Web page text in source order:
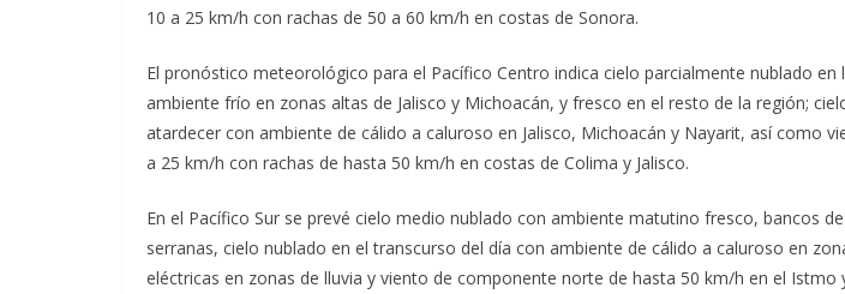
10 a 25 km/h con rachas de 50 a 60 km/h en costas de Sonora.
El pronóstico meteorológico para el Pacífico Centro indica cielo parcialmente nublado en
ambiente frío en zonas altas de Jalisco y Michoacán, y fresco en el resto de la región;
atardecer con ambiente de cálido a caluroso en Jalisco, Michoacán y Nayarit, así como
a 25 km/h con rachas de hasta 50 km/h en costas de Colima y Jalisco.
En el Pacífico Sur se prevé cielo medio nublado con ambiente matutino fresco, bancos
serranas, cielo nublado en el transcurso del día con ambiente de cálido a caluroso en
eléctricas en zonas de lluvia y viento de componente norte de hasta 50 km/h en el Istmo